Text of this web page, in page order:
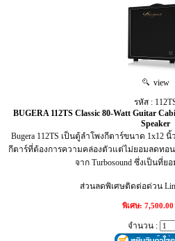
view
รหัส :
BUGERA 112TS Classic 80-Watt Guitar
Speaker
Bugera 112TS เป็นตู้ลำโพงกีตาร์ขนาด
กีตาร์ที่ต้องการความคล่องตัวแต่ไม่ยอมลดทอ
จาก Turbosound ซึ่งเป็นที่ย
ส่วนลดพิเศษติดต่อด่วน Line
พิเศษ:
จำนวน :